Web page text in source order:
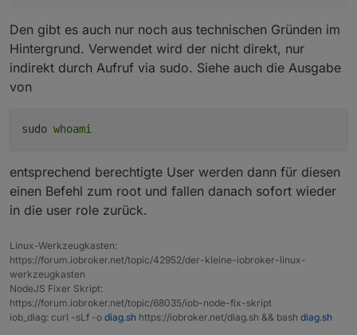
ODER!
die arbeit mit root, führt dazu dass Rechte
vergeben werden, die nur der echte root darf.
Den gibt es auch nur noch aus technischen Gründen im
Hintergrund. Verwendet wird der nicht direkt, nur
indirekt durch Aufruf via sudo. Siehe auch die Ausgabe
von
sudo whoami
entsprechend berechtigte User werden dann für diesen
einen Befehl zum root und fallen danach sofort wieder
in die user role zurück.
Linux-Werkzeugkasten:
https://forum.iobroker.net/topic/42952/der-kleine-iobroker-linux-
werkzeugkasten
NodeJS Fixer Skript:
https://forum.iobroker.net/topic/68035/iob-node-fix-skript
iob_diag: curl -sLf -o diag.sh https://iobroker.net/diag.sh && bash diag.sh